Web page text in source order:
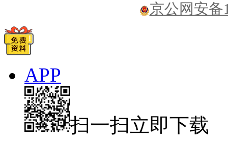
京公网安备
APP
扫一扫立即下载